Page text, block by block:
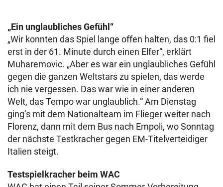
„Ein unglaubliches Gefühl“
„Wir konnten das Spiel lange offen halten, das 0:1 fiel
erst in der 61. Minute durch einen Elfer“, erklärt
Muharemovic. „Aber es war ein unglaubliches Gefühl
gegen die ganzen Weltstars zu spielen, das werde
ich nie vergessen. Das war wie in einer anderen
Welt, das Tempo war unglaublich.“ Am Dienstag
ging’s mit dem Nationalteam im Flieger weiter nach
Florenz, dann mit dem Bus nach Empoli, wo Sonntag
der nächste Testkracher gegen EM-Titelverteidiger
Italien steigt.
Testspielkracher beim WAC